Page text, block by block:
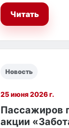
Читать
Новость
25 июня 2026 г.
Пассажиров
акции